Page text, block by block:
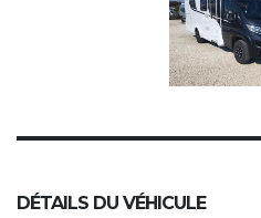
DÉTAILS DU VÉHICULE